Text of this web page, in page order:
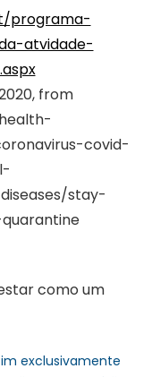
programa-
atvidade-
from
covid-
stay-
como um
exclusivamente